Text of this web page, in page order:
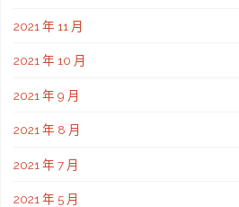
2021 年 11 月
2021 年 10 月
2021 年 9 月
2021 年 8 月
2021 年 7 月
2021 年 5 月